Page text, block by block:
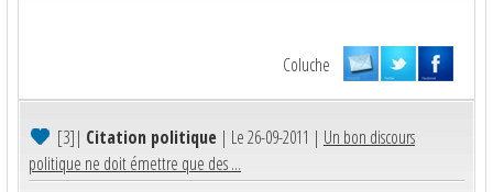
Coluche
[3]| Citation politique | Le 26-09-2011 | Un bon discours
politique ne doit émettre que des ...